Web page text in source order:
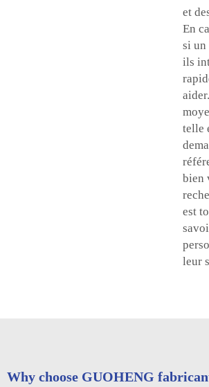
et
En
si un
ils
telle
bien
est
leur
Why choose GUOHENG